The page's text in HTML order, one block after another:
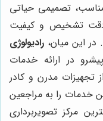
تصمیمی حیاتی
دقت تشخیص و کیفیت
در این میان، رادیولوژی
در ارائه خدمات
تجهیزات مدرن و کادر
خدمات را به مراجعین
مرکز تصویربرداری